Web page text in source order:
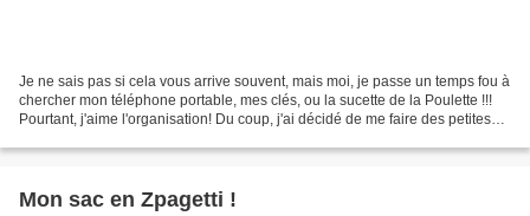
Je ne sais pas si cela vous arrive souvent, mais moi, je passe un temps fou à
chercher mon téléphone portable, mes clés, ou la sucette de la Poulette !!!
Pourtant, j'aime l'organisation! Du coup, j'ai décidé de me faire des petites
Mon sac en Zpagetti !